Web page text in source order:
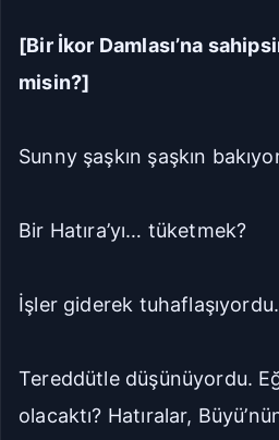
[Bir İkor Damlası’na
misin?]
Sunny şaşkın şaşkın
Bir Hatıra’yı… tüketmek?
İşler giderek tuhaflaşıyordu.
Tereddütle düşünüyordu.
olacaktı? Hatıralar,